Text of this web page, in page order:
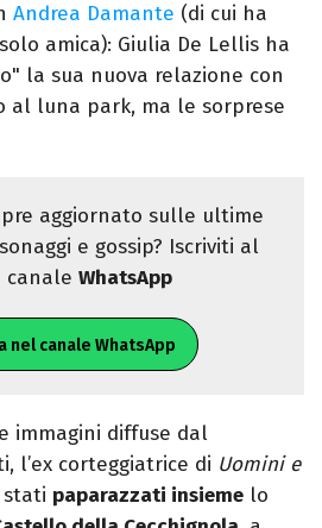
Andrea Damante (di cui ha
amica): Giulia De Lellis ha
la sua nuova relazione con
al luna park, ma le sorprese
aggiornato sulle ultime
e gossip? Iscriviti al
canale WhatsApp
nel canale WhatsApp
immagini diffuse dal
l’ex corteggiatrice di Uomini e
paparazzati insieme lo